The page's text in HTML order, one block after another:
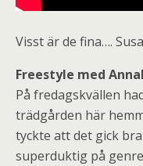
Visst är de fina….
Freestyle med
På fredagskvällen
trädgården här
tyckte att det gick
superduktig på